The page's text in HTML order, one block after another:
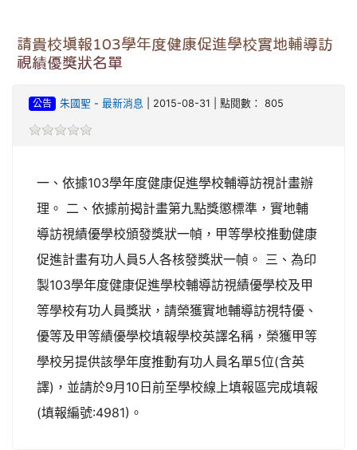
請貴校填報103學年度健康促進學校實地輔導訪
視績優獎狀名單
公告 朱國聖 - 最新消息 | 2015-08-31 | 點閱數： 805
一、依據103學年度健康促進學校輔導訪視計畫辦
理。 二、依據前揭計畫第九點獎懲標準，實地輔
導訪視績優學校頒發獎狀一幀，甲等學校推動健康
促進計畫有功人員5人各核發獎狀一幀。 三、為印
製103學年度健康促進學校輔導訪視績優學校及甲
等學校有功人員獎狀，請榮獲實地輔導訪視特優、
優等及甲等績優學校填報學校英譯名稱，榮獲甲等
學校另提供該學年度推動有功人員名單5位(含英
譯)，並請於9月10日前至學校線上填報區完成填報
(填報編號:4981)。